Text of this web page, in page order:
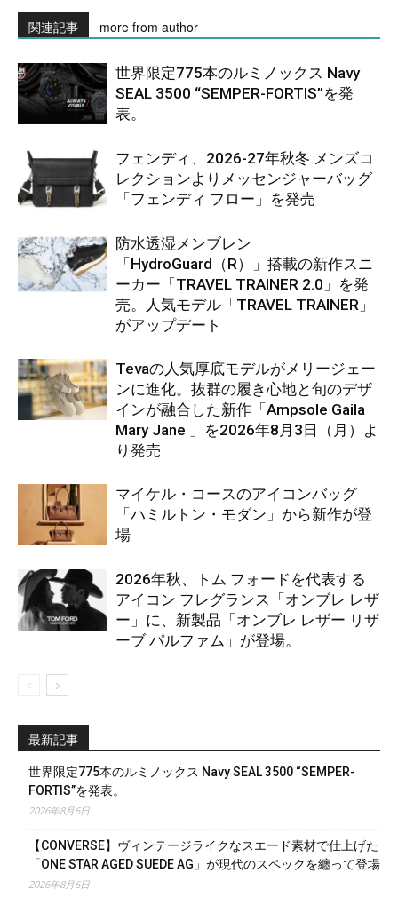
関連記事 more from author
世界限定775本のルミノックス Navy
SEAL 3500 “SEMPER-FORTIS”を発
表。
フェンディ、2026-27年秋冬 メンズコ
レクションよりメッセンジャーバッグ
「フェンディ フロー」を発売
防水透湿メンブレン
「HydroGuard（R）」搭載の新作スニ
ーカー「TRAVEL TRAINER 2.0」を発
売。人気モデル「TRAVEL TRAINER」
がアップデート
Tevaの人気厚底モデルがメリージェー
ンに進化。抜群の履き心地と旬のデザ
インが融合した新作「Ampsole Gaila
Mary Jane 」を2026年8月3日（月）よ
り発売
マイケル・コースのアイコンバッグ
「ハミルトン・モダン」から新作が登
場
2026年秋、トム フォードを代表する
アイコン フレグランス「オンブレ レザ
ー」に、新製品「オンブレ レザー リザ
ーブ パルファム」が登場。
最新記事
世界限定775本のルミノックス Navy SEAL 3500 “SEMPER-
FORTIS”を発表。
2026年8月6日
【CONVERSE】ヴィンテージライクなスエード素材で仕上げた
「ONE STAR AGED SUEDE AG」が現代のスペックを纏って登場
2026年8月6日